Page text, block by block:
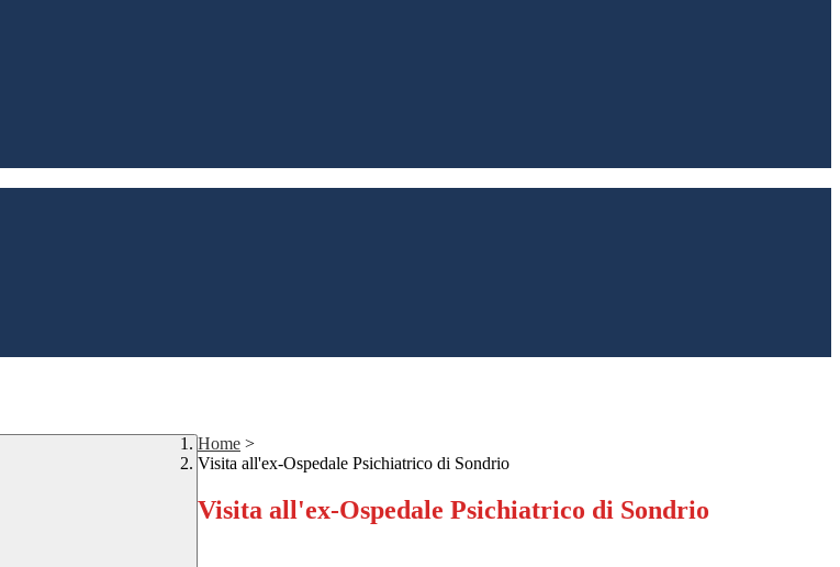
Home >
Visita all'ex-Ospedale Psichiatrico di Sondrio
Visita all'ex-Ospedale Psichiatrico di Sondrio